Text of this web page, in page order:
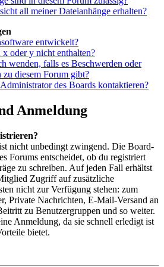
all meiner Dateianhänge erhalten?
entwickelt?
oder y nicht enthalten?
wenden, falls es Beschwerden oder
diesem Forum gibt?
des Boards kontaktieren?
Anmeldung
nicht unbedingt zwingend. Die Board-
Forums entscheidet, ob du registriert
zu schreiben. Auf jeden Fall erhältst
Zugriff auf zusätzliche
nicht zur Verfügung stehen: zum
Private Nachrichten, E-Mail-Versand an
zu Benutzergruppen und so weiter.
Anmeldung, da sie schnell erledigt ist
bietet.